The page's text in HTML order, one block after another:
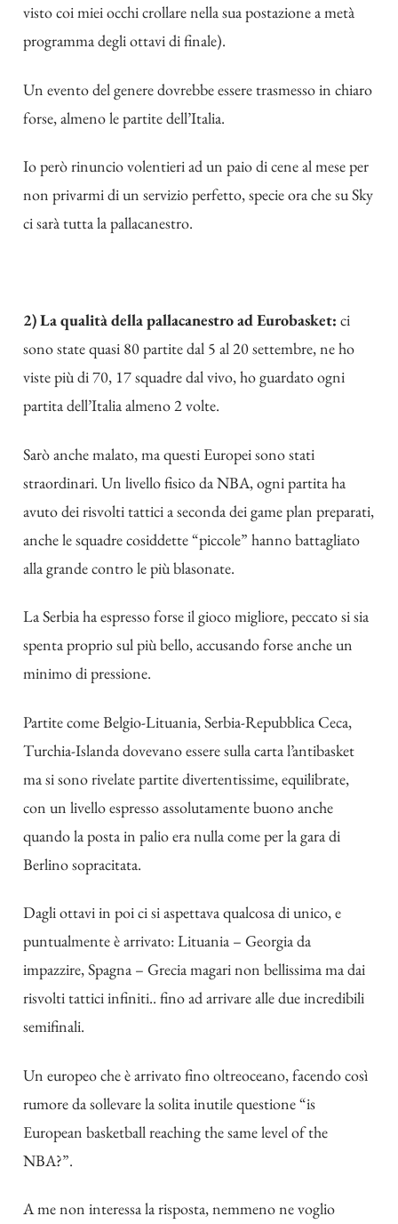
visto coi miei occhi crollare nella sua postazione a metà
programma degli ottavi di finale).
Un evento del genere dovrebbe essere trasmesso in chiaro
forse, almeno le partite dell’Italia.
Io però rinuncio volentieri ad un paio di cene al mese per
non privarmi di un servizio perfetto, specie ora che su Sky
ci sarà tutta la pallacanestro.
2) La qualità della pallacanestro ad Eurobasket: ci
sono state quasi 80 partite dal 5 al 20 settembre, ne ho
viste più di 70, 17 squadre dal vivo, ho guardato ogni
partita dell’Italia almeno 2 volte.
Sarò anche malato, ma questi Europei sono stati
straordinari. Un livello fisico da NBA, ogni partita ha
avuto dei risvolti tattici a seconda dei game plan preparati,
anche le squadre cosiddette “piccole” hanno battagliato
alla grande contro le più blasonate.
La Serbia ha espresso forse il gioco migliore, peccato si sia
spenta proprio sul più bello, accusando forse anche un
minimo di pressione.
Partite come Belgio-Lituania, Serbia-Repubblica Ceca,
Turchia-Islanda dovevano essere sulla carta l’antibasket
ma si sono rivelate partite divertentissime, equilibrate,
con un livello espresso assolutamente buono anche
quando la posta in palio era nulla come per la gara di
Berlino sopracitata.
Dagli ottavi in poi ci si aspettava qualcosa di unico, e
puntualmente è arrivato: Lituania – Georgia da
impazzire, Spagna – Grecia magari non bellissima ma dai
risvolti tattici infiniti.. fino ad arrivare alle due incredibili
semifinali.
Un europeo che è arrivato fino oltreoceano, facendo così
rumore da sollevare la solita inutile questione “is
European basketball reaching the same level of the
NBA?”.
A me non interessa la risposta, nemmeno ne voglio